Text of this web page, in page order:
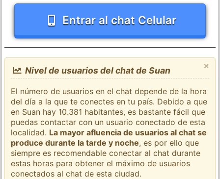
Entrar al chat Celular
×
Nivel de usuarios del chat de Suan
El número de usuarios en el chat depende de la hora
del día a la que te conectes en tu país. Debido a que
en Suan hay 10.381 habitantes, es bastante fácil que
puedas contactar con un usuario conectado de esta
localidad. La mayor afluencia de usuarios al chat se
produce durante la tarde y noche, es por ello que
siempre es recomendable conectar al chat durante
estas horas para obtener el máximo de usuarios
conectados al chat de esta ciudad.